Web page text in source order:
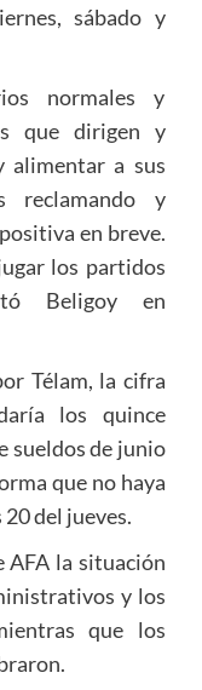
sábado y
normales y
que dirigen y
alimentar a sus
reclamando y
en breve.
los partidos
Beligoy en
Télam, la cifra
los quince
sueldos de junio
que no haya
20 del jueves.
AFA la situación
y los
que los